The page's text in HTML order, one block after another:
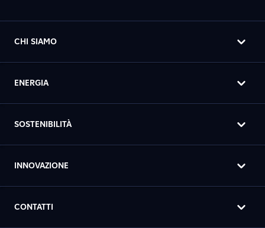
CHI SIAMO
ENERGIA
SOSTENIBILITÀ
INNOVAZIONE
CONTATTI